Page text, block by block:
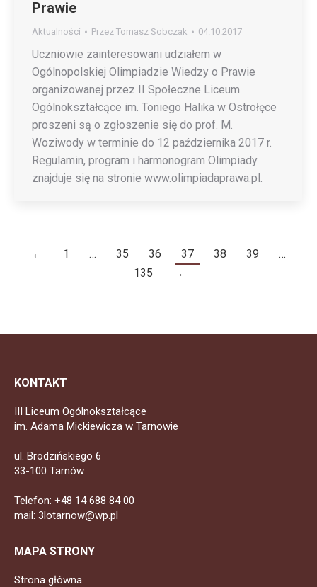
Prawie
Aktualności Przez Tomasz Sobczak 04.10.2017
Uczniowie zainteresowani udziałem w
Ogólnopolskiej Olimpiadzie Wiedzy o Prawie
organizowanej przez II Społeczne Liceum
Ogólnokształcące im. Toniego Halika w Ostrołęce
proszeni są o zgłoszenie się do prof. M.
Woziwody w terminie do 12 października 2017 r.
Regulamin, program i harmonogram Olimpiady
znajduje się na stronie www.olimpiadaprawa.pl.
← 1 … 35 36 37 38 39
…
135
→
KONTAKT
III Liceum Ogólnokształcące
im. Adama Mickiewicza w Tarnowie
ul. Brodzińskiego 6
33-100 Tarnów
Telefon: +48 14 688 84 00
mail: 3lotarnow@wp.pl
MAPA STRONY
Strona główna